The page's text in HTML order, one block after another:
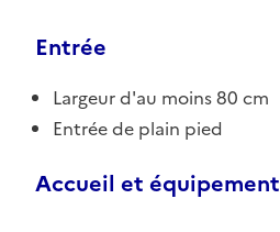
Entrée
Largeur d'au moins 80 cm
Entrée de plain pied
Accueil et équipement